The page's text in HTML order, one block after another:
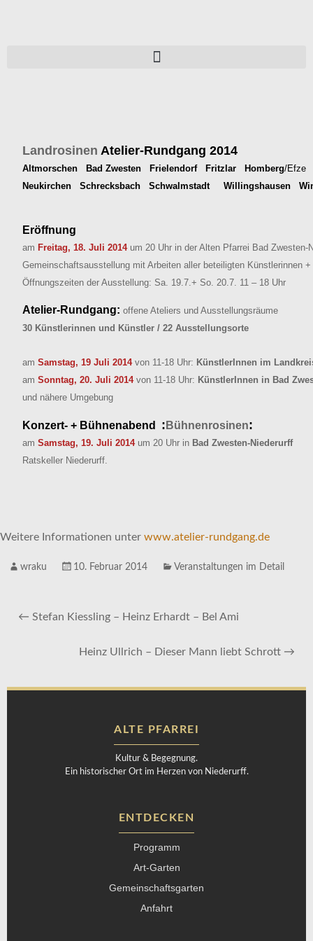
Landrosinen Atelier-Rundgang 2014
Altmorschen Bad Zwesten Frielendorf Fritzlar Homberg/Efze
Neukirchen Schrecksbach Schwalmstadt Willingshausen
Eröffnung
am Freitag, 18. Juli 2014um 20 Uhr in der Alten Pfarrei Bad Zwesten-
Gemeinschaftsausstellung mit Arbeiten aller beteiligten Künstlerinnen
Öffnungszeiten der Ausstellung: Sa. 19.7.+ So. 20.7. 11 – 18 Uhr
Atelier-Rundgang: offene Ateliers und Ausstellungsräume
30 Künstlerinnen und Künstler / 22 Ausstellungsorte
am Samstag, 19 Juli 2014von 11-18 Uhr: KünstlerInnen im
am Sonntag, 20. Juli 2014von 11-18 Uhr: KünstlerInnen in Bad
und nähere Umgebung
Konzert- + Bühnenabend : Bühnenrosinen:
am Samstag, 19. Juli 2014 um 20 Uhr in Bad Zwesten-Niederurff
Ratskeller Niederurff.
Weitere Informationen unter www.atelier-rundgang.de
wraku 10. Februar 2014 Veranstaltungen im Detail
← Stefan Kiessling – Heinz Erhardt – Bel Ami
Heinz Ullrich – Dieser Mann liebt Schrott →
ALTE PFARREI
Kultur & Begegnung.
Ein historischer Ort im Herzen von Niederurff.
ENTDECKEN
Programm
Art-Garten
Gemeinschaftsgarten
Anfahrt